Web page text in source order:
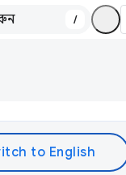
/